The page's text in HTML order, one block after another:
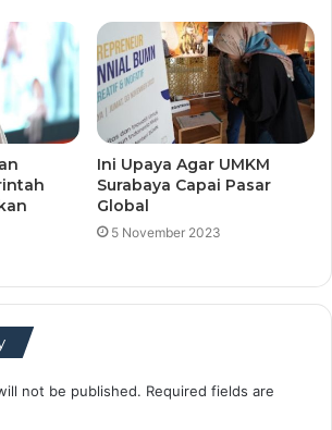
Ini Upaya Agar UMKM
Surabaya Capai Pasar
Global
5 November 2023
not be published. Required fields are